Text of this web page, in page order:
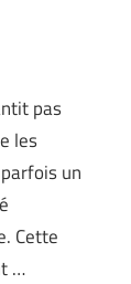
pas
les
un
Cette
…